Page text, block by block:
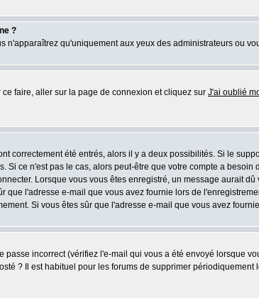
?
n'apparaîtrez qu'uniquement aux yeux des administrateurs ou
faire, aller sur la page de connexion et cliquez sur J'ai oublié
correctement été entrés, alors il y a deux possibilités. Si le
ce n'est pas le cas, alors peut-être que votre compte a
Lorsque vous vous êtes enregistré, un message aurait
l'adresse e-mail que vous avez fournie lors de
Si vous êtes sûr que l'adresse e-mail que vous avez
incorrect (vérifiez l'e-mail qui vous a été envoyé lorsque
? Il est habituel pour les forums de supprimer